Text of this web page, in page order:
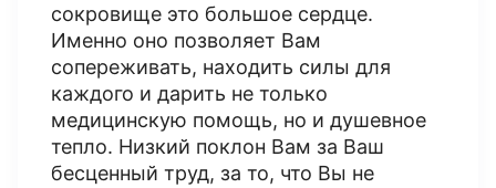
сокровище это большое сердце.
Именно оно позволяет Вам
сопереживать, находить силы для
каждого и дарить не только
медицинскую помощь, но и душевное
тепло. Низкий поклон Вам за Ваш
бесценный труд, за то, что Вы не